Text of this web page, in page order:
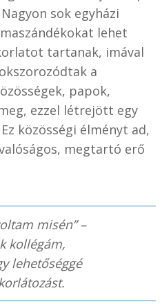
sok egyházi
lehet
tartanak, imával
a
papok,
ezzel létrejött egy
közösségi élményt ad,
megtartó erő
misén” –
kollégám,
lehetőséggé